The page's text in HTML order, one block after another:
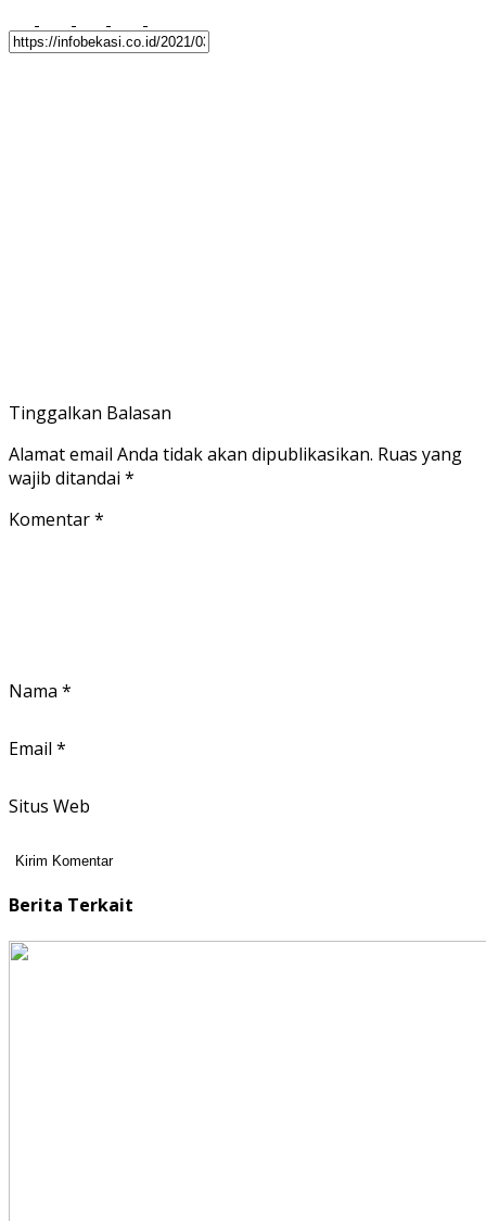
Tinggalkan Balasan
Alamat email Anda tidak akan dipublikasikan. Ruas yang
wajib ditandai *
Komentar*
Nama *
Email *
Situs Web
Berita Terkait